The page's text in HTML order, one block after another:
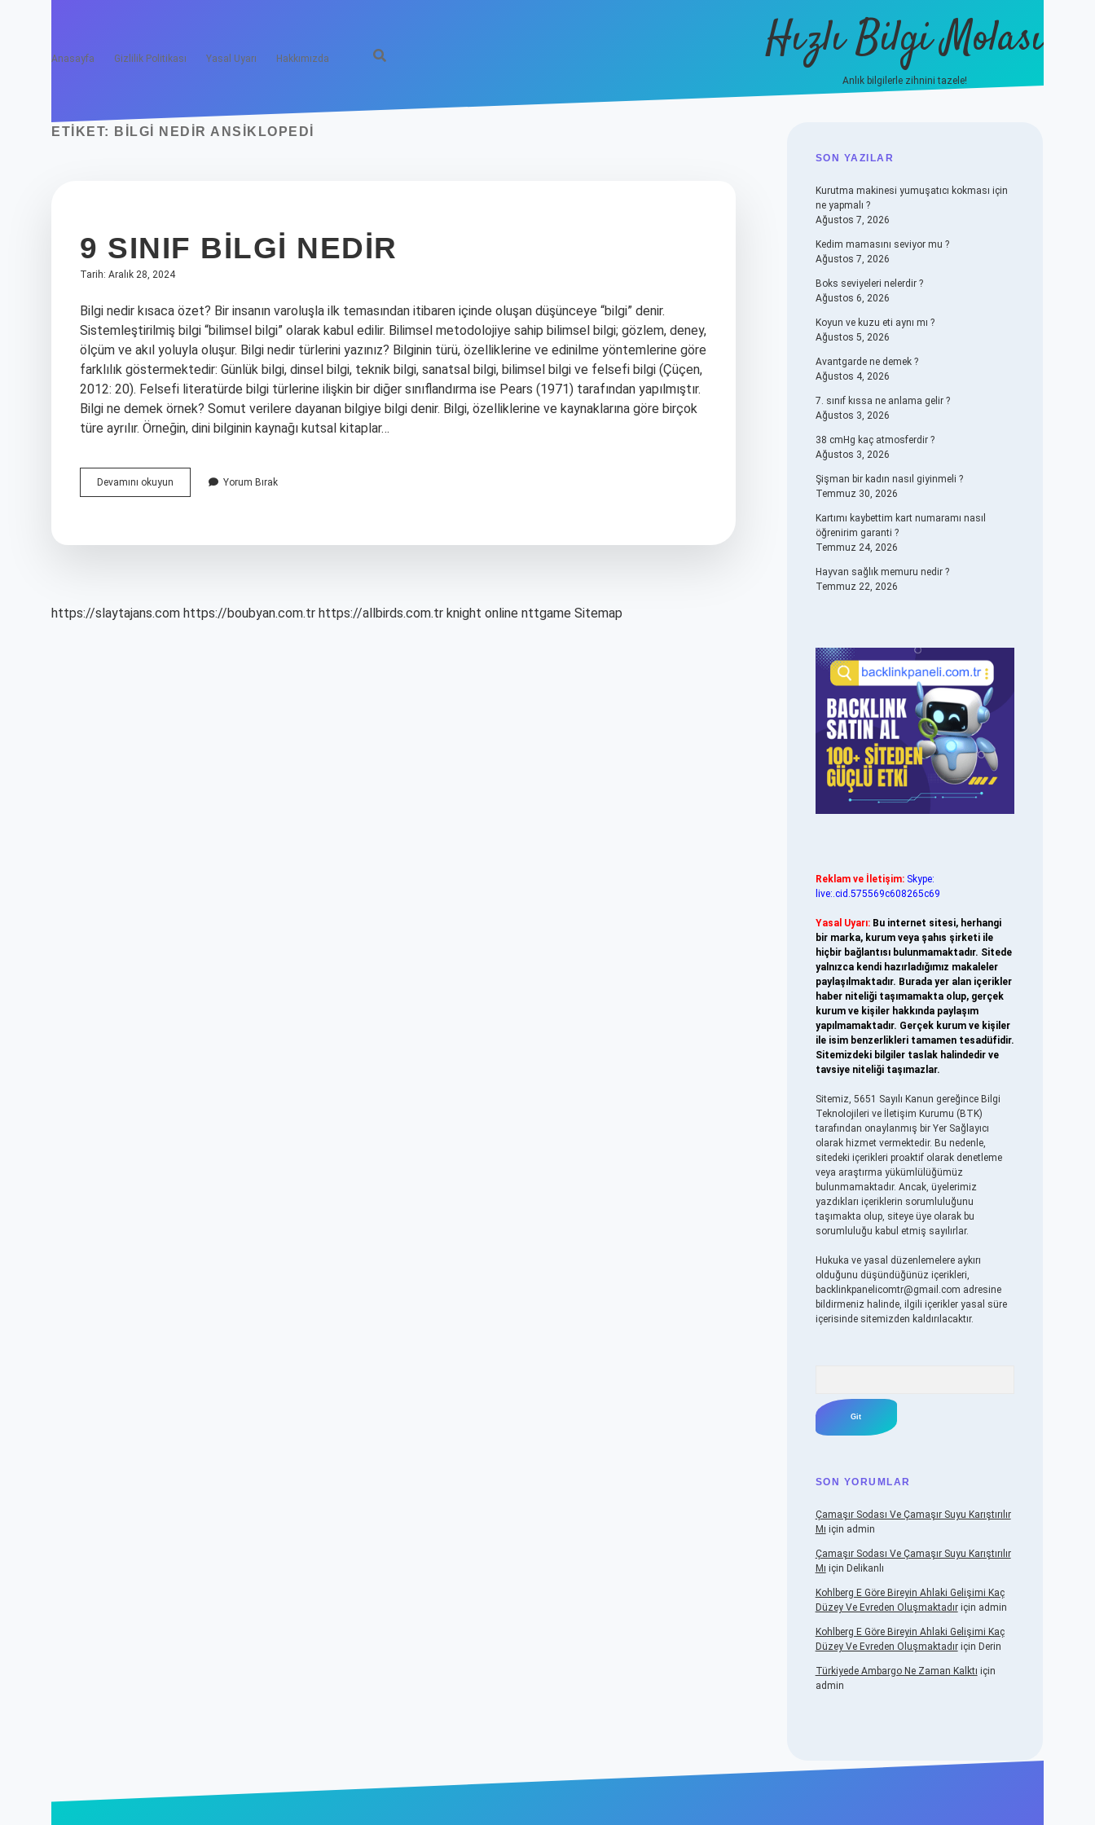
Anasayfa Gizlilik Politikası Yasal Uyarı Hakkımızda Hızlı Bilgi Molası
Anlık bilgilerle zihnini tazele!
ETIKET: BILGI NEDIR ANSIKLOPEDI
9 SINIF BILGI NEDIR
Tarih: Aralık 28, 2024
Bilgi nedir kısaca özet? Bir insanın varoluşla ilk temasından itibaren içinde oluşan düşünceye “bilgi” denir.
Sistemleştirilmiş bilgi “bilimsel bilgi” olarak kabul edilir. Bilimsel metodolojiye sahip bilimsel bilgi; gözlem, deney,
ölçüm ve akıl yoluyla oluşur. Bilgi nedir türlerini yazınız? Bilginin türü, özelliklerine ve edinilme yöntemlerine göre
farklılık göstermektedir: Günlük bilgi, dinsel bilgi, teknik bilgi, sanatsal bilgi, bilimsel bilgi ve felsefi bilgi (Çüçen,
2012: 20). Felsefi literatürde bilgi türlerine ilişkin bir diğer sınıflandırma ise Pears (1971) tarafından yapılmıştır.
Bilgi ne demek örnek? Somut verilere dayanan bilgiye bilgi denir. Bilgi, özelliklerine ve kaynaklarına göre birçok
türe ayrılır. Örneğin, dini bilginin kaynağı kutsal kitaplar…
Devamını okuyun
Sınıf
Yorum Bırak
https://slaytajans.com https://boubyan.com.tr https://allbirds.com.tr knight online nttgame Sitemap
SIDEBAR
SON YAZILAR
Kurutma makinesi yumuşatıcı kokması için
ne yapmalı ?
Ağustos 7, 2026
Kedim mamasını seviyor mu ?
Ağustos 7, 2026
Boks seviyeleri nelerdir ?
Ağustos 6, 2026
Koyun ve kuzu eti aynı mı ?
Ağustos 5, 2026
Avantgarde ne demek ?
Ağustos 4, 2026
7. sınıf kıssa ne anlama gelir ?
Ağustos 3, 2026
38 cmHg kaç atmosferdir ?
Ağustos 3, 2026
Şişman bir kadın nasıl giyinmeli ?
Temmuz 30, 2026
Kartımı kaybettim kart numaramı nasıl
öğrenirim garanti ?
Temmuz 24, 2026
Hayvan sağlık memuru nedir ?
Temmuz 22, 2026
Reklam ve İletişim: Skype:
live:.cid.575569c608265c69
Yasal Uyarı: Bu internet sitesi, herhangi
bir marka, kurum veya şahıs şirketi ile
hiçbir bağlantısı bulunmamaktadır. Sitede
yalnızca kendi hazırladığımız makaleler
paylaşılmaktadır. Burada yer alan içerikler
haber niteliği taşımamakta olup, gerçek
kurum ve kişiler hakkında paylaşım
yapılmamaktadır. Gerçek kurum ve kişiler
ile isim benzerlikleri tamamen tesadüfidir.
Sitemizdeki bilgiler taslak halindedir ve
tavsiye niteliği taşımazlar.
Sitemiz, 5651 Sayılı Kanun gereğince Bilgi
Teknolojileri ve İletişim Kurumu (BTK)
tarafından onaylanmış bir Yer Sağlayıcı
olarak hizmet vermektedir. Bu nedenle,
sitedeki içerikleri proaktif olarak denetleme
veya araştırma yükümlülüğümüz
bulunmamaktadır. Ancak, üyelerimiz
yazdıkları içeriklerin sorumluluğunu
taşımakta olup, siteye üye olarak bu
sorumluluğu kabul etmiş sayılırlar.
Hukuka ve yasal düzenlemelere aykırı
olduğunu düşündüğünüz içerikleri,
backlinkpanelicomtr@gmail.com adresine
bildirmeniz halinde, ilgili içerikler yasal süre
içerisinde sitemizden kaldırılacaktır.
SON YORUMLAR
Çamaşır Sodası Ve Çamaşır Suyu Karıştırılır
Mı için admin
Çamaşır Sodası Ve Çamaşır Suyu Karıştırılır
Mı için Delikanlı
Kohlberg E Göre Bireyin Ahlaki Gelişimi Kaç
Düzey Ve Evreden Oluşmaktadıriçin admin
Kohlberg E Göre Bireyin Ahlaki Gelişimi Kaç
Düzey Ve Evreden Oluşmaktadıriçin Derin
Türkiyede Ambargo Ne Zaman Kalktı için
admin